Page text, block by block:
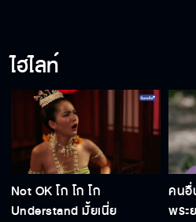
คุณพี่เจ้าขาดิฉั
คุณพี่เจ้าขาดิ
ไฮไลท์
Not OK โก โก โก
Understand มั้ยเนี่ย
คนอื่
พระ